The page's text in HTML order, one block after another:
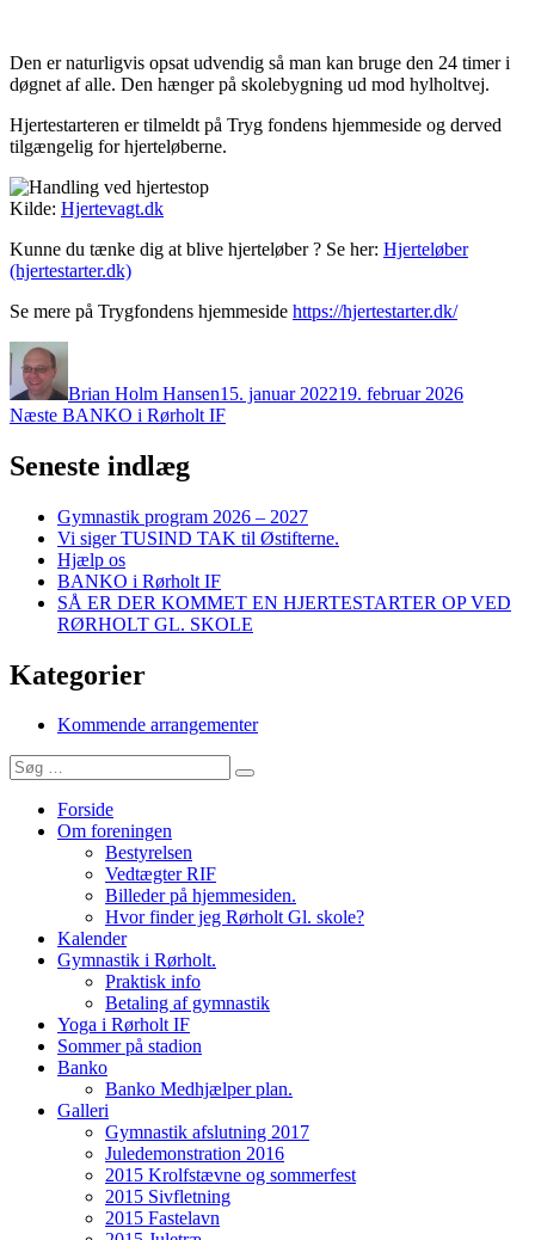
Den er naturligvis opsat udvendig så man kan bruge den 24 timer i
døgnet af alle. Den hænger på skolebygning ud mod hylholtvej.
Hjertestarteren er tilmeldt på Tryg fondens hjemmeside og derved
tilgængelig for hjerteløberne.
Kilde: Hjertevagt.dk
Kunne du tænke dig at blive hjerteløber ? Se her: Hjerteløber
(hjertestarter.dk)
Se mere på Trygfondens hjemmeside https://hjertestarter.dk/
Forfatter
Brian Holm Hansen15. januar 202219. februar 2026
Indlægsnavigation
Næste Næste
BANKO i Rørholt IF
Seneste indlæg
Gymnastik program 2026 – 2027
Vi siger TUSIND TAK til Østifterne.
Hjælp os
BANKO i Rørholt IF
SÅ ER DER KOMMET EN HJERTESTARTER OP VED
RØRHOLT GL. SKOLE
Kategorier
Kommende arrangementer
Søg
efter:
Søg
Forside
Om foreningen
Bestyrelsen
Vedtægter RIF
Billeder på hjemmesiden.
Hvor finder jeg Rørholt Gl. skole?
Kalender
Gymnastik i Rørholt.
Praktisk info
Betaling af gymnastik
Yoga i Rørholt IF
Sommer på stadion
Banko
Banko Medhjælper plan.
Galleri
Gymnastik afslutning 2017
Juledemonstration 2016
2015 Krolfstævne og sommerfest
2015 Sivfletning
2015 Fastelavn